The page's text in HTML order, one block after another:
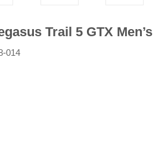
Trail 5 GTX Men’s
014